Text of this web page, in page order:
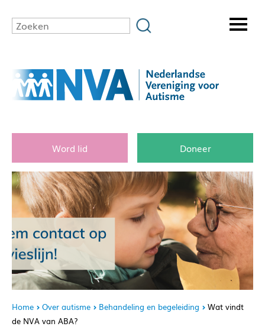
Word lid Doneer
Home Over autisme Behandeling en begeleiding
Wat vindt
de NVA van ABA?